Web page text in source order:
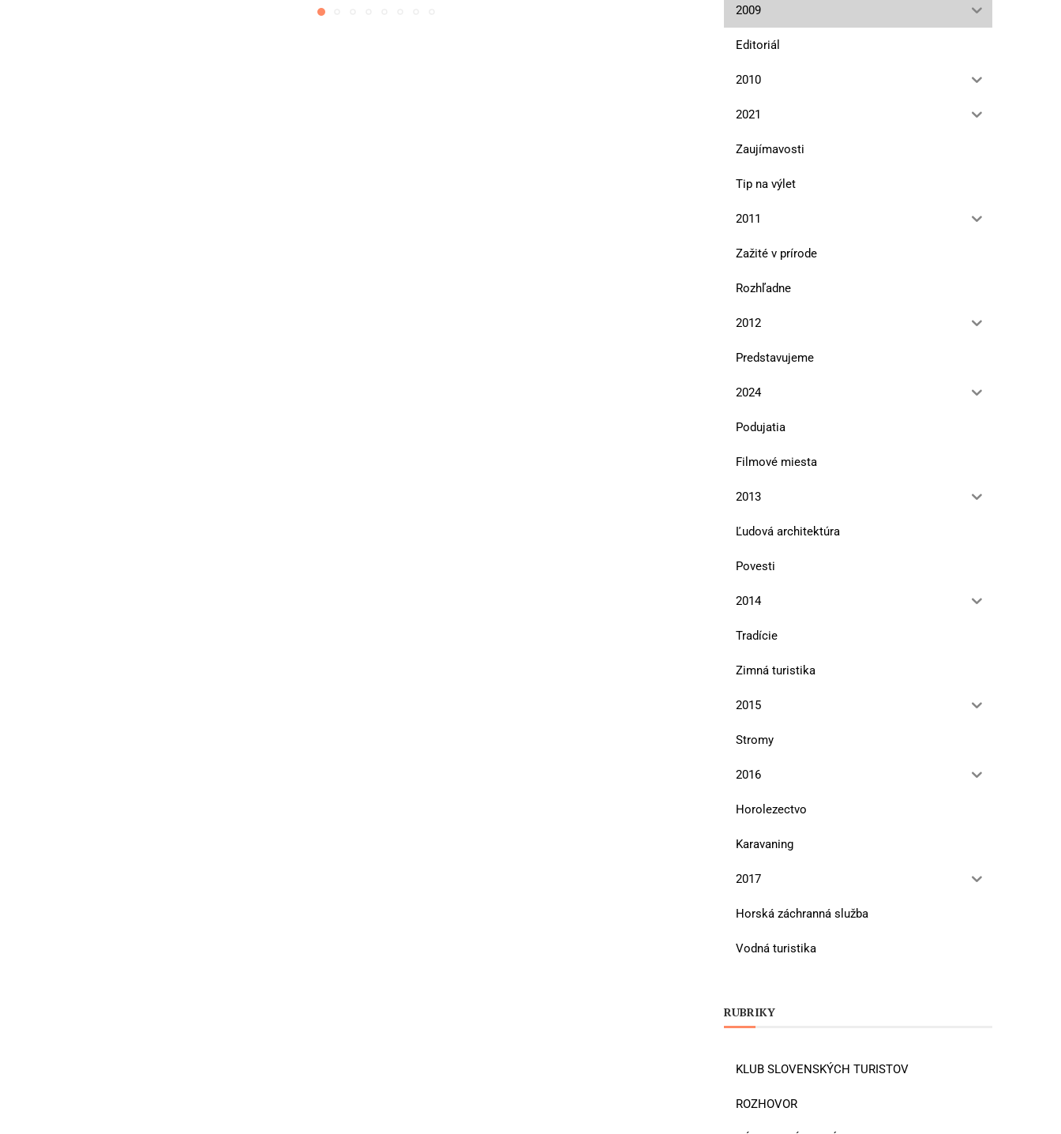
2009
Editoriál
2010
2021
Zaujímavosti
Tip na výlet
2011
Zažité v prírode
Rozhľadne
2012
Predstavujeme
2024
Podujatia
Filmové miesta
2013
Ľudová architektúra
Povesti
2014
Tradície
Zimná turistika
2015
Stromy
2016
Horolezectvo
Karavaning
2017
Horská záchranná služba
Vodná turistika
RUBRIKY
KLUB SLOVENSKÝCH TURISTOV
ROZHOVOR